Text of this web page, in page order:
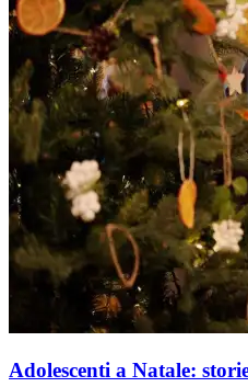
Adolescenti a Natale: